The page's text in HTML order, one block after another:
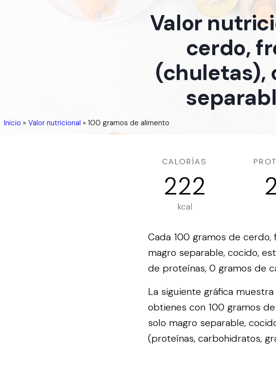
Valor
cerdo,
(chuletas),
Inicio » Valor nutricional » 100 gramos de alimento
CALORÍAS
222
kcal
Cada 100 gramos de cerdo,
magro separable, cocido,
de proteínas, 0 gramos de
La siguiente gráfica
obtienes con 100 gramos
solo magro separable,
(proteínas, carbohidratos,